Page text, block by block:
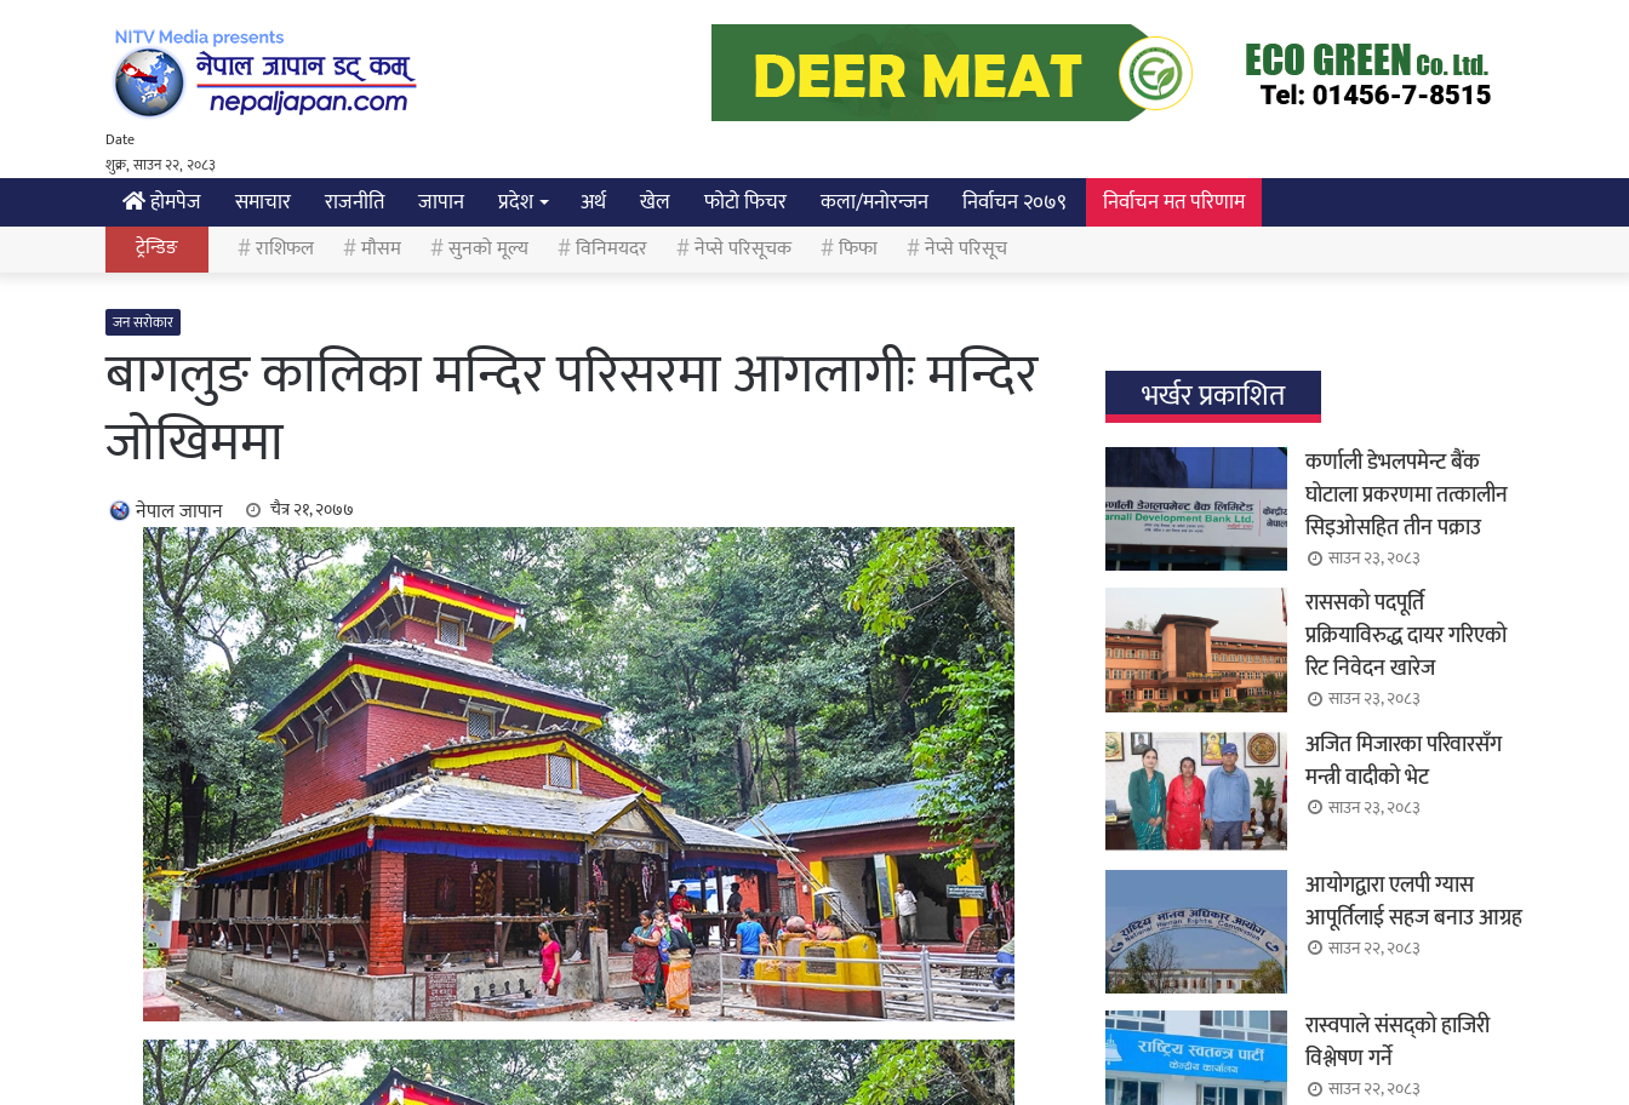
Date
शुक्र, साउन २२, २०८३
होमपेज समाचार राजनीति जापान प्रदेश अर्थ खेल फोटो फिचर कला/मनोरन्जन निर्वाचन २०७९ निर्वाचन मत परिणाम
ट्रेन्डिङ राशिफल मौसम सुनको मूल्य विनिमयदर नेप्से परिसूचक फिफा नेप्से परिसूच
जन सरोकार
बागलुङ कालिका मन्दिर परिसरमा आगलागीः मन्दिर
जोखिममा
नेपाल जापान चैत्र २१, २०७७
भर्खर प्रकाशित
कर्णाली डेभलपमेन्ट बैंक
घोटाला प्रकरणमा तत्कालीन
सिइओसहित तीन पक्राउ
साउन २३, २०८३
राससको पदपूर्ति
प्रक्रियाविरुद्ध दायर गरिएको
रिट निवेदन खारेज
साउन २३, २०८३
अजित मिजारका परिवारसँग
मन्त्री वादीको भेट
साउन २३, २०८३
आयोगद्वारा एलपी ग्यास
आपूर्तिलाई सहज बनाउ आग्रह
साउन २२, २०८३
रास्वपाले संसद्को हाजिरी
विश्लेषण गर्ने
साउन २२, २०८३